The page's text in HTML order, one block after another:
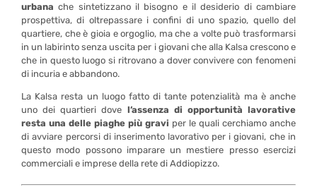
urbana che sintetizzano il bisogno e il desiderio di cambiare
prospettiva, di oltrepassare i confini di uno spazio, quello del
quartiere, che è gioia e orgoglio, ma che a volte può trasformarsi
in un labirinto senza uscita per i giovani che alla Kalsa crescono e
che in questo luogo si ritrovano a dover convivere con fenomeni
di incuria e abbandono.
La Kalsa resta un luogo fatto di tante potenzialità ma è anche
uno dei quartieri dove l’assenza di opportunità lavorative
resta una delle piaghe più gravi per le quali cerchiamo anche
di avviare percorsi di inserimento lavorativo per i giovani, che in
questo modo possono imparare un mestiere presso esercizi
commerciali e imprese della rete di Addiopizzo.